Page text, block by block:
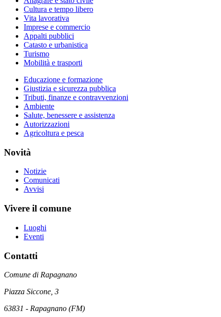
Cultura e tempo libero
Vita lavorativa
Imprese e commercio
Appalti pubblici
Catasto e urbanistica
Turismo
Mobilità e trasporti
Educazione e formazione
Giustizia e sicurezza pubblica
Tributi, finanze e contravvenzioni
Ambiente
Salute, benessere e assistenza
Autorizzazioni
Agricoltura e pesca
Novità
Notizie
Comunicati
Avvisi
Vivere il comune
Luoghi
Eventi
Contatti
Comune di Rapagnano
Piazza Siccone, 3
63831 - Rapagnano (FM)